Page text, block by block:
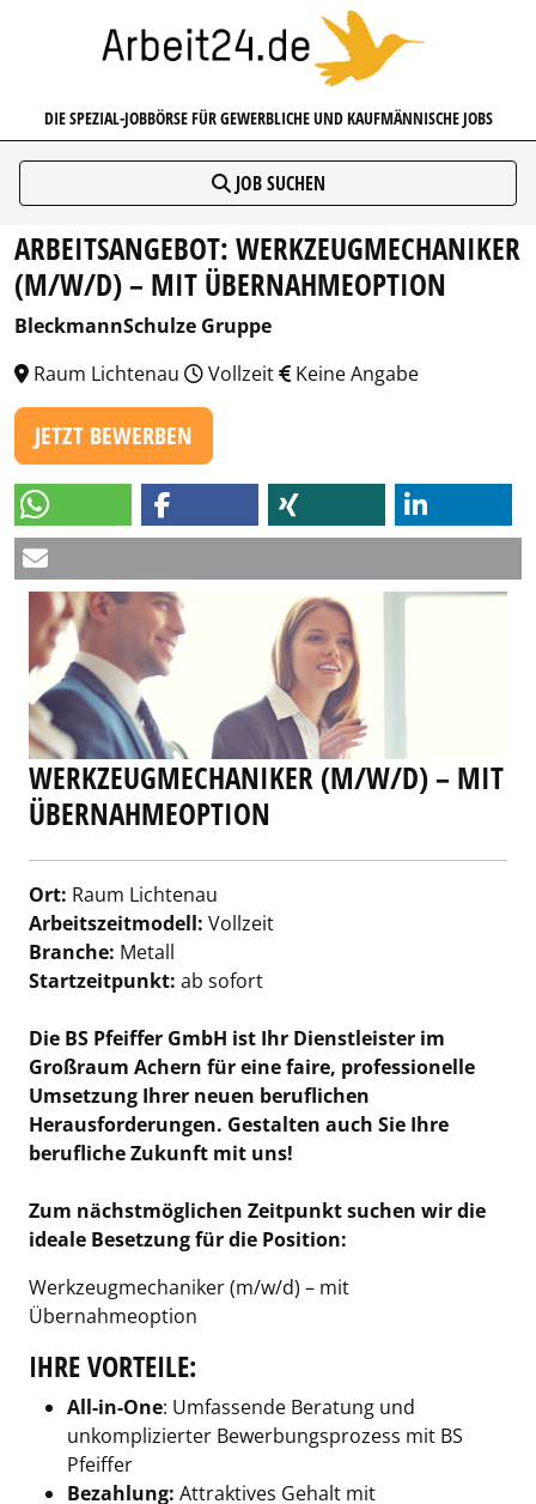
ARBEIT24.DE
DIE SPEZIAL-JOBBÖRSE FÜR GEWERBLICHE UND KAUFMÄNNISCHE JOBS
JOB SUCHEN
ARBEITSANGEBOT: WERKZEUGMECHANIKER
(M/W/D) – MIT ÜBERNAHMEOPTION
BleckmannSchulze Gruppe
Raum Lichtenau
Vollzeit Keine Angabe
JETZT BEWERBEN
WERKZEUGMECHANIKER (M/W/D) – MIT
ÜBERNAHMEOPTION
Ort: Raum Lichtenau
Arbeitszeitmodell: Vollzeit
Branche: Metall
Startzeitpunkt: ab sofort
Die BS Pfeiffer GmbH ist Ihr Dienstleister im
Großraum Achern für eine faire, professionelle
Umsetzung Ihrer neuen beruflichen
Herausforderungen. Gestalten auch Sie Ihre
berufliche Zukunft mit uns!
Zum nächstmöglichen Zeitpunkt suchen wir die
ideale Besetzung für die Position:
Werkzeugmechaniker (m/w/d) – mit
Übernahmeoption
IHRE VORTEILE:
All-in-One: Umfassende Beratung und
unkomplizierter Bewerbungsprozess mit BS
Pfeiffer
Bezahlung: Attraktives Gehalt mit